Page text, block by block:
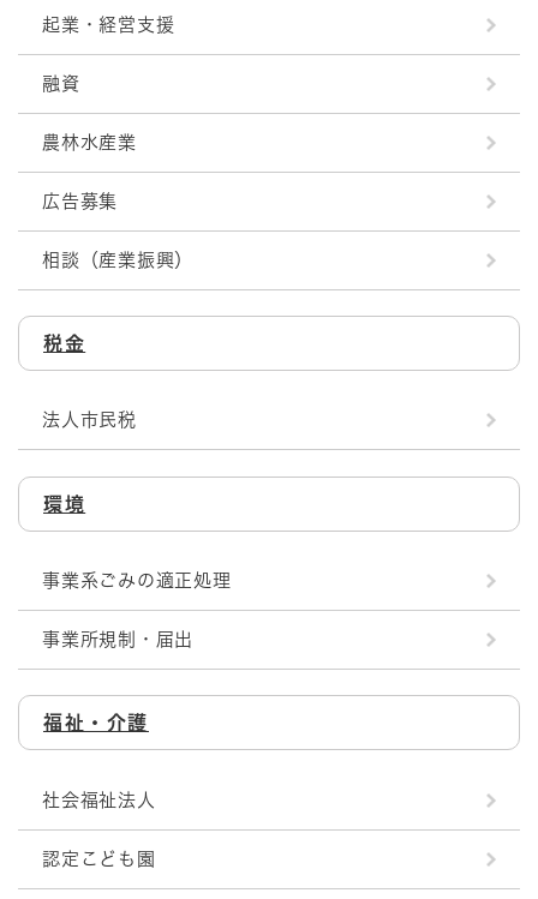
起業・経営支援
融資
農林水産業
広告募集
相談（産業振興）
税金
法人市民税
環境
事業系ごみの適正処理
事業所規制・届出
福祉・介護
社会福祉法人
認定こども園